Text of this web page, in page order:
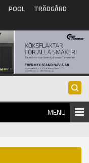
POOL
TRÄDGÅRD
MENU